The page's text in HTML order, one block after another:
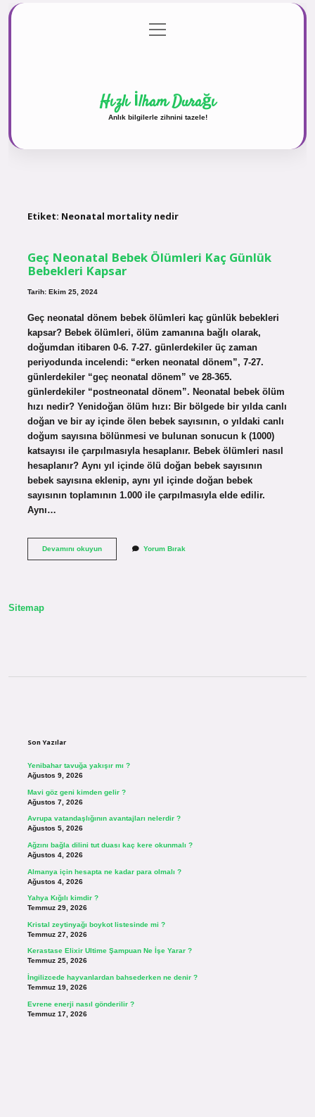
Gizlilik Politikası
menüyü
aç
Hızlı İlham Durağı
Anlık bilgilerle zihnini tazele!
Etiket: Neonatal mortality nedir
Geç Neonatal Bebek Ölümleri Kaç Günlük
Bebekleri Kapsar
Tarih: Ekim 25, 2024
Geç neonatal dönem bebek ölümleri kaç günlük bebekleri
kapsar? Bebek ölümleri, ölüm zamanına bağlı olarak,
doğumdan itibaren 0-6. 7-27. günlerdekiler üç zaman
periyodunda incelendi: “erken neonatal dönem”, 7-27.
günlerdekiler “geç neonatal dönem” ve 28-365.
günlerdekiler “postneonatal dönem”. Neonatal bebek ölüm
hızı nedir? Yenidoğan ölüm hızı: Bir bölgede bir yılda canlı
doğan ve bir ay içinde ölen bebek sayısının, o yıldaki canlı
doğum sayısına bölünmesi ve bulunan sonucun k (1000)
katsayısı ile çarpılmasıyla hesaplanır. Bebek ölümleri nasıl
hesaplanır? Aynı yıl içinde ölü doğan bebek sayısının
bebek sayısına eklenip, aynı yıl içinde doğan bebek
sayısının toplamının 1.000 ile çarpılmasıyla elde edilir.
Aynı…
Devamını okuyunGeç
Yorum Bırak
Sitemap
Son Yazılar
Yenibahar tavuğa yakışır mı ?
Ağustos 9, 2026
Mavi göz geni kimden gelir ?
Ağustos 7, 2026
Avrupa vatandaşlığının avantajları nelerdir ?
Ağustos 5, 2026
Ağzını bağla dilini tut duası kaç kere okunmalı ?
Ağustos 4, 2026
Almanya için hesapta ne kadar para olmalı ?
Ağustos 4, 2026
Yahya Kığılı kimdir ?
Temmuz 29, 2026
Kristal zeytinyağı boykot listesinde mi ?
Temmuz 27, 2026
Kerastase Elixir Ultime Şampuan Ne İşe Yarar ?
Temmuz 25, 2026
İngilizcede hayvanlardan bahsederken ne denir ?
Temmuz 19, 2026
Evrene enerji nasıl gönderilir ?
Temmuz 17, 2026